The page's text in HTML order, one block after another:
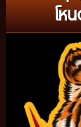
โห